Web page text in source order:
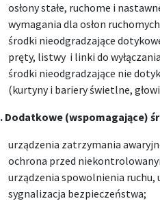
osłony stałe, ruchome i
wymagania dla osłon
środki nieodgradzające
pręty, listwy i linki do
środki nieodgradzające nie
(kurtyny i bariery świetlne,
Dodatkowe (wspomagające)
urządzenia zatrzymania
ochrona przed
urządzenia spowolnienia
sygnalizacja bezpieczeństwa;